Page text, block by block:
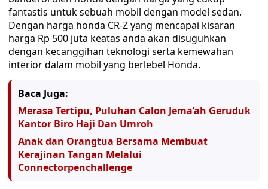
fantastis untuk sebuah mobil dengan model sedan.
Dengan harga honda CR-Z yang mencapai kisaran
harga Rp 500 juta keatas anda akan disuguhkan
dengan kecanggihan teknologi serta kemewahan
interior dalam mobil yang berlebel Honda.
Baca Juga:
Merasa Tertipu, Puluhan Calon Jema’ah Geruduk
Kantor Biro Haji Dan Umroh
Anak dan Orangtua Bersama Membuat
Kerajinan Tangan Melalui
Connectorpenchallenge